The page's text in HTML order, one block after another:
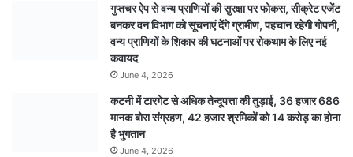
गुप्तचर ऐप से वन्य प्राणियों की सुरक्षा पर फोकस, सीक्रेट एजेंट
बनकर वन विभाग को सूचनाएं देेंगे ग्रामीण, पहचान रहेगी गोपनी,
वन्य प्राणियों के शिकार की घटनाओं पर रोकथाम के लिए नई
कवायद
June 4, 2026
कटनी में टारगेट से अधिक तेन्दूपत्ता की तुड़ाई, 36 हजार 686
मानक बोरा संग्रहण, 42 हजार श्रमिकों को 14 करोड़ का होना
है भुगतान
June 4, 2026